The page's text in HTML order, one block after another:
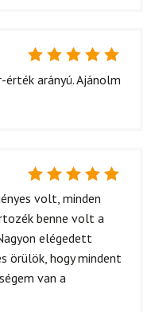
Értékelés:
/ 5
arányú. Ajánolm
Értékelés:
/ 5
volt, minden
benne volt a
elégedett
örülök, hogy mindent
van a